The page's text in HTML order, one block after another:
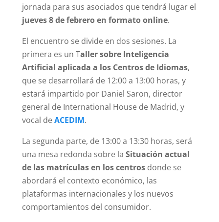
jornada para sus asociados que tendrá lugar el
jueves 8 de febrero en formato online.
El encuentro se divide en dos sesiones. La
primera es un Taller sobre Inteligencia
Artificial aplicada a los Centros de Idiomas,
que se desarrollará de 12:00 a 13:00 horas, y
estará impartido por Daniel Saron, director
general de International House de Madrid, y
vocal deACEDIM.
La segunda parte, de 13:00 a 13:30 horas, será
una mesa redonda sobre la Situación actual
de las matrículas en los centrosdonde se
abordará el contexto económico, las
plataformas internacionales y los nuevos
comportamientos del consumidor.